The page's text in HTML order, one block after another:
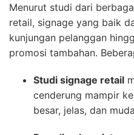
Menurut studi dari
retail, signage yang baik
kunjungan pelanggan
promosi tambahan.
Studi signage retail
cenderung mampir
besar, jelas, dan